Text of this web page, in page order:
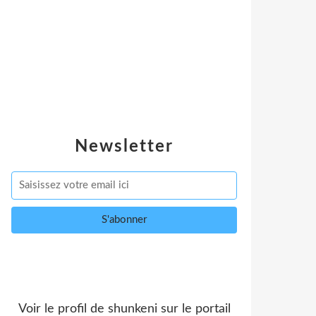
Newsletter
Voir le profil de shunkenisur le portail